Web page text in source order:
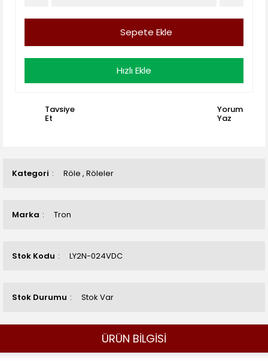
Kategori Röle , Röleler
Marka Tron
Stok Kodu LY2N-024VDC
Stok Durumu Stok Var
Sepete Ekle
Hızlı Ekle
Tavsiye
Et
Yorum
Yaz
ÜRÜN BİLGİSİ